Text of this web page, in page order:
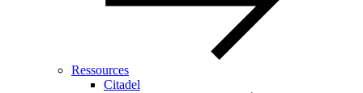
Ressources
Citadel